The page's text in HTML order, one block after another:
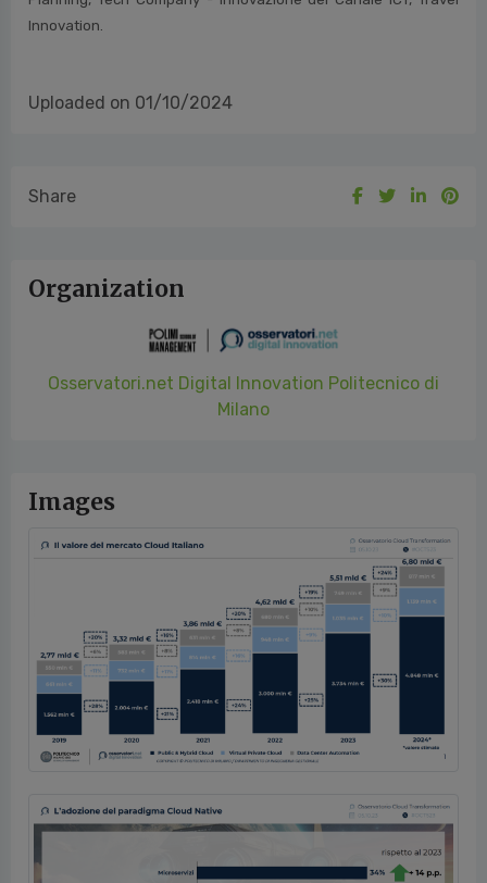
Invoicing, Internet Media, Internet of Things, Life Science
Computing & Collaboration, Sanità Digitale, Smart AgriFood,
Smart City, Smart Working, Smart Working nella PA, Software &
Planning, Tech Company - Innovazione del Canale ICT, Travel
Uploaded on 01/10/2024
Share
Osservatori.net Digital Innovation Politecnico di
Milano
Images